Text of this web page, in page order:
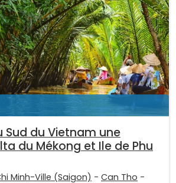
Sud du Vietnam une
du Mékong et Ile de Phu
Minh-Ville (Saigon) - Can Tho -